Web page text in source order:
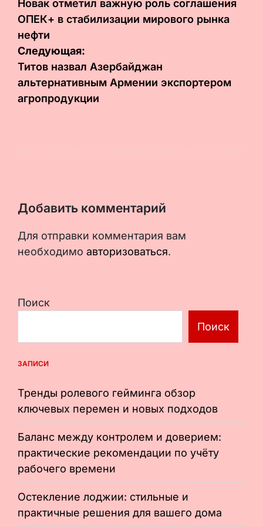
по
записям
Новак отметил важную роль соглашения
ОПЕК+ в стабилизации мирового рынка
нефти
Следующая:
Титов назвал Азербайджан
альтернативным Армении экспортером
агропродукции
Добавить комментарий
Для отправки комментария вам
необходимо авторизоваться.
Поиск
Поиск
ЗАПИСИ
Тренды ролевого гейминга обзор
ключевых перемен и новых подходов
Баланс между контролем и доверием:
практические рекомендации по учёту
рабочего времени
Остекление лоджии: стильные и
практичные решения для вашего дома